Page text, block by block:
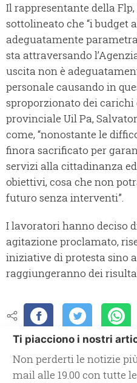
Il rappresentante della
sottolineato che “i budget
adeguatamente
sta attraversando
uscita non è
personale causando in
sproporzionato dei carichi
provinciale Uil Pa,
come, “nonostante le
finora sacrificato per
servizi alla cittadinanza
obiettivi, cosa che non
futuro senza interventi”.
I lavoratori hanno deciso
agitazione proclamato,
iniziative di protesta sino
raggiungeranno dei
Ti piacciono i nostri
Non perderti le notizie
mail alle 19.00 con tutte